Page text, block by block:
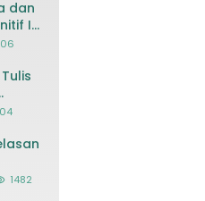
dan
Ini
1482